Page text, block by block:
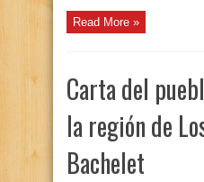
Read More »
Carta del
la región de
Bachelet